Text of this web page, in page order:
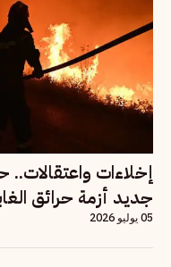
إخلاءات
جديد أزمة حرائق
05 يوليو 2026